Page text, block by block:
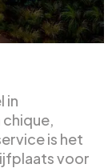
in
chique,
is het
voor